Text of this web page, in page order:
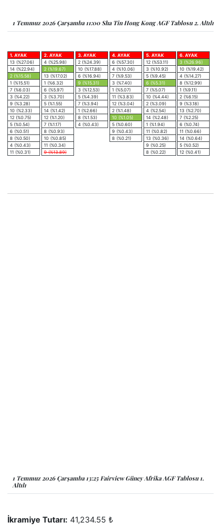
1 Temmuz 2026 Çarşamba 11:00 Sha Tin Hong Kong AGF Tablosu 2. Altılı
1. AYAK
13 (%27.06)
14 (%22.94)
2 (%15.58)
1 (%15.51)
7 (%6.03)
3 (%4.22)
9 (%3.28)
10 (%2.33)
12 (%0.75)
5 (%0.54)
6 (%0.51)
8 (%0.50)
4 (%0.43)
11 (%0.31)
2. AYAK
4 (%25.98)
2 (%19.67)
13 (%17.02)
1 (%6.32)
6 (%5.97)
3 (%3.70)
5 (%1.55)
14 (%1.42)
12 (%1.20)
7 (%1.17)
8 (%0.93)
10 (%0.85)
11 (%0.34)
9 (%13.89)
3. AYAK
2 (%24.39)
10 (%17.88)
6 (%16.94)
9 (%15.31)
3 (%12.53)
5 (%4.39)
7 (%3.94)
1 (%2.66)
8 (%1.53)
4 (%0.43)
4. AYAK
6 (%57.30)
4 (%10.06)
7 (%9.53)
3 (%7.40)
1 (%5.07)
11 (%3.83)
12 (%3.04)
2 (%1.48)
10 (%1.05)
5 (%0.60)
9 (%0.43)
8 (%0.21)
5. AYAK
12 (%53.11)
3 (%10.92)
5 (%9.45)
6 (%5.31)
7 (%5.07)
10 (%4.44)
2 (%3.09)
4 (%2.54)
14 (%2.48)
1 (%1.94)
11 (%0.82)
13 (%0.36)
9 (%0.25)
8 (%0.22)
6. AYAK
3 (%26.96)
10 (%19.42)
4 (%14.27)
8 (%12.99)
1 (%9.11)
2 (%6.15)
9 (%3.18)
13 (%2.70)
7 (%2.25)
6 (%0.74)
11 (%0.66)
14 (%0.64)
5 (%0.52)
12 (%0.41)
1 Temmuz 2026 Çarşamba 13:25 Fairview Güney Afrika AGF Tablosu 1.
Altılı
İkramiye Tutarı: 41,234.55 ₺